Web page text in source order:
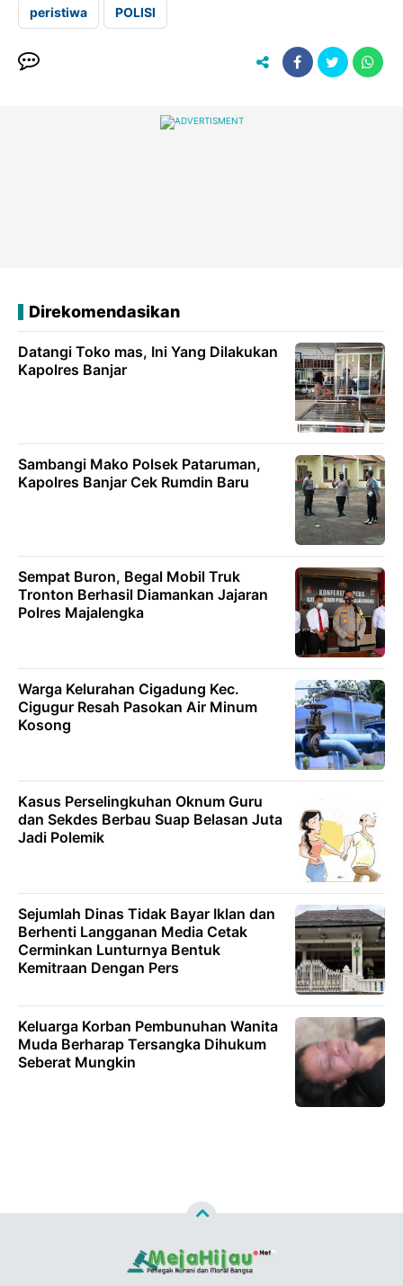
peristiwa POLISI
Direkomendasikan
Datangi Toko mas, Ini Yang Dilakukan
Kapolres Banjar
Sambangi Mako Polsek Pataruman,
Kapolres Banjar Cek Rumdin Baru
Sempat Buron, Begal Mobil Truk
Tronton Berhasil Diamankan Jajaran
Polres Majalengka
Warga Kelurahan Cigadung Kec.
Cigugur Resah Pasokan Air Minum
Kosong
Kasus Perselingkuhan Oknum Guru
dan Sekdes Berbau Suap Belasan Juta
Jadi Polemik
Sejumlah Dinas Tidak Bayar Iklan dan
Berhenti Langganan Media Cetak
Cerminkan Lunturnya Bentuk
Kemitraan Dengan Pers
Keluarga Korban Pembunuhan Wanita
Muda Berharap Tersangka Dihukum
Seberat Mungkin